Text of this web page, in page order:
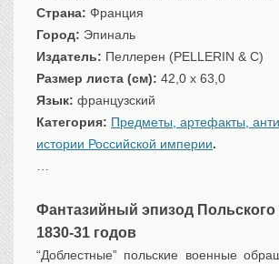
Ценные бумаги
История моды. Униформа
Гражданская мода
Униформа
Охота. Флора. Фауна
Фауна
Рыбы, рыбалка
Техника, транспорт,
Страна: Франция
Город: Эпиналь
Издатель: Пеллерен (PELLERIN & C)
Размер листа (см): 42,0 x 63,0
Язык: французский
Категория: Предметы, артефакты,
истории Российской империи.
Фантазийный эпизод Польского
1830-31 годов
“Доблестные” польские военные